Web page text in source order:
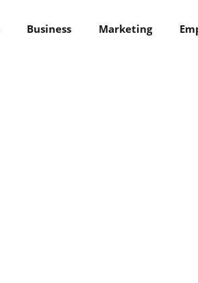
Business Marketing